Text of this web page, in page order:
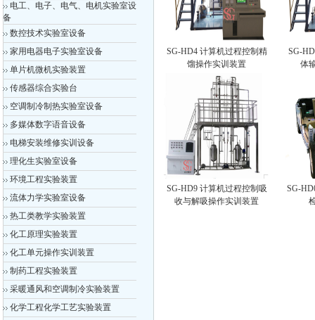
电工、电子、电气、电机实验室设
备
数控技术实验室设备
家用电器电子实验室设备
单片机微机实验装置
传感器综合实验台
空调制冷制热实验室设备
多媒体数字语音设备
电梯安装维修实训设备
理化生实验室设备
环境工程实验装置
流体力学实验室设备
热工类教学实验装置
化工原理实验装置
化工单元操作实训装置
制药工程实验装置
采暖通风和空调制冷实验装置
化学工程化学工艺实验装置
SG-HD4 计算机过程控制精
馏操作实训装置
SG-
体
SG-HD9 计算机过程控制吸
收与解吸操作实训装置
SG-